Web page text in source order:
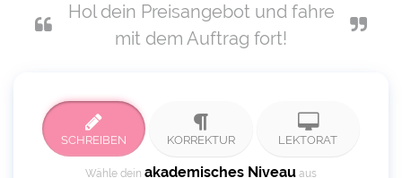
Hol dein Preisangebot und fahre
mit dem Auftrag fort!
SCHREIBEN KORREKTUR LEKTORAT
Wähle dein akademisches Niveau aus